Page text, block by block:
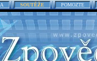
SOUTĚŽE POMOZTE